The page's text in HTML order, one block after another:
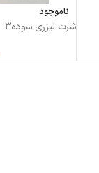
ناموجود
شرت لیزری سوده۳